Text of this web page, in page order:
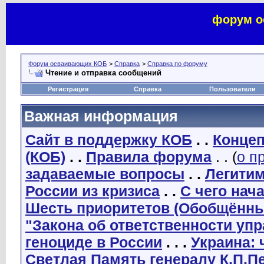
форум
Форум осваивающих КОБ > Справка > Справка по форуму
Чтение и отправка сообщений
Регистрация Справка Пользователи
Важная информация
Сайт в поддержку КОБ . .
(КОБ) . . Правила форума . . (о
задаваемые вопросы . .
России из кризиса . . С чего
Шесть приоритетов
"Закона об ответственности
геноциде в России . . . Украина:
Светлая Память генералу